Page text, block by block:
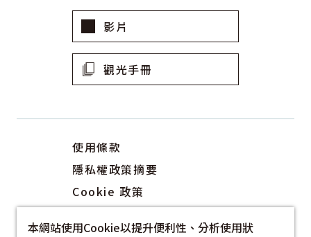
影片
觀光手冊
使用條款
隱私權政策摘要
Cookie 政策
本網站使用Cookie以提升便利性、分析使用狀